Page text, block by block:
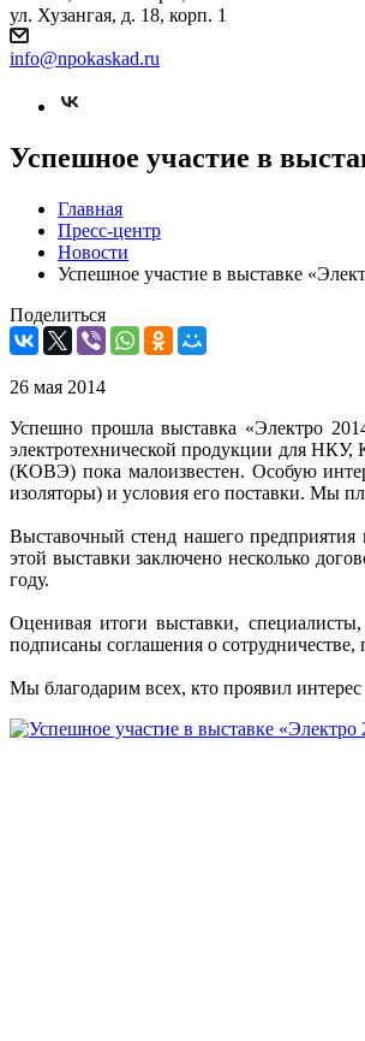
ул. Хузангая, д. 18, корп. 1
info@npokaskad.ru
Успешное участие в
Главная
Пресс-центр
Новости
Успешное участие в выставке
Поделиться
26 мая 2014
Успешно прошла выставка «Электро
электротехнической продукции для
(КОВЭ) пока малоизвестен. Особую
изоляторы) и условия его поставки. Мы
Выставочный стенд нашего предприятия
этой выставки заключено несколько
году.
Оценивая итоги выставки,
подписаны соглашения о
Мы благодарим всех, кто проявил